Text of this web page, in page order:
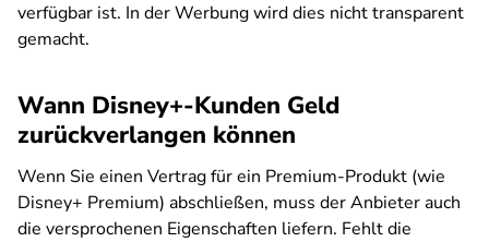
verfügbar ist. In der Werbung wird dies nicht transparent
gemacht.
Wann Disney+-Kunden Geld
zurückverlangen können
Wenn Sie einen Vertrag für ein Premium-Produkt (wie
Disney+ Premium) abschließen, muss der Anbieter auch
die versprochenen Eigenschaften liefern. Fehlt die